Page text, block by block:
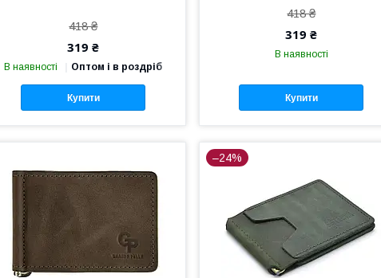
418 ₴
319 ₴
В наявності Оптом і в роздріб
Купити
418 ₴
319 ₴
В наявності
Купити
–24%